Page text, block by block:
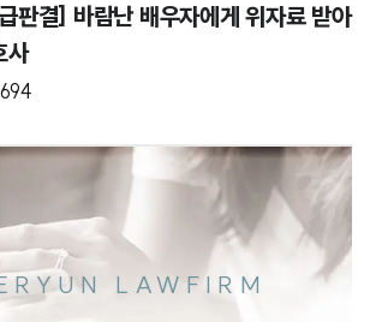
판결] 바람난 배우자에게 위자료 받아
사
LAWFIRM